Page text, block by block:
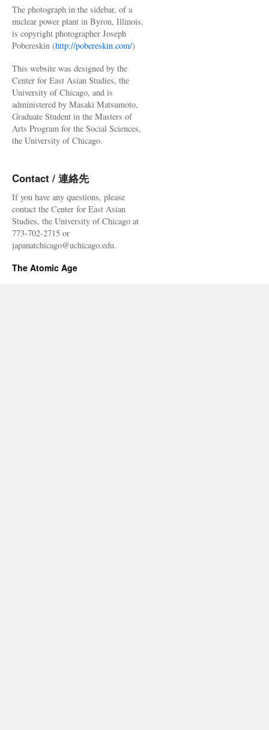
The photograph in the sidebar, of a
nuclear power plant in Byron, Illinois,
is copyright photographer Joseph
Pobereskin (http://pobereskin.com/)
This website was designed by the
Center for East Asian Studies, the
University of Chicago, and is
administered by Masaki Matsumoto,
Graduate Student in the Masters of
Arts Program for the Social Sciences,
the University of Chicago.
Contact / 連絡先
If you have any questions, please
contact the Center for East Asian
Studies, the University of Chicago at
773-702-2715 or
japanatchicago@uchicago.edu.
The Atomic Age